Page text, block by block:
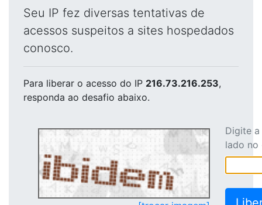
Seu IP fez diversas tentativas de
acessos suspeitos a sites hospedados
conosco.
Para liberar o acesso do IP 216.73.216.253,
responda ao desafio abaixo.
Digite
lado no